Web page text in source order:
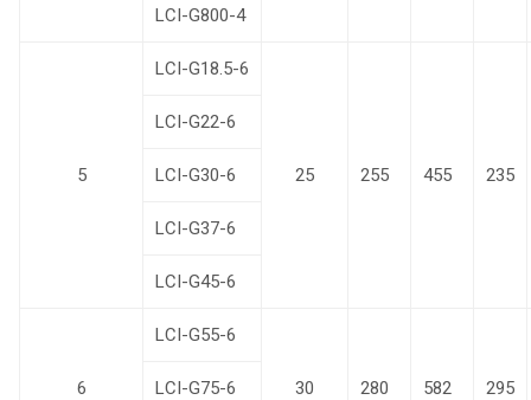
LCI-G800-4
5
LCI-G18.5-6
25 255 455 235
LCI-G22-6
LCI-G30-6
LCI-G37-6
LCI-G45-6
6
LCI-G55-6
30 280 582 295
LCI-G75-6